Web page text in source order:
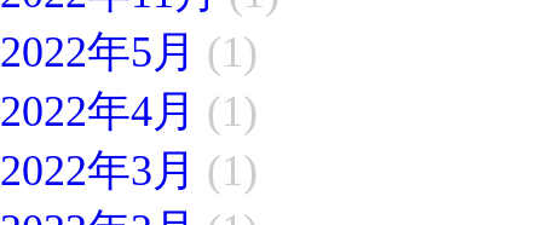
2022年5月 (1)
2022年4月 (1)
2022年3月 (1)